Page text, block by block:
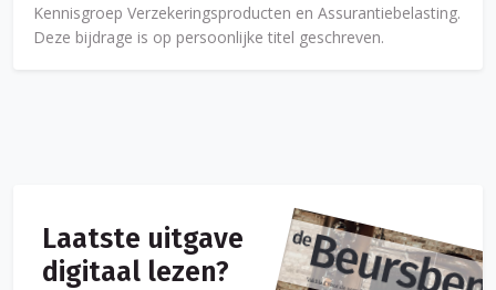
Kennisgroep Verzekeringsproducten en Assurantiebelasting.
Deze bijdrage is op persoonlijke titel geschreven.
Laatste uitgave
digitaal lezen?